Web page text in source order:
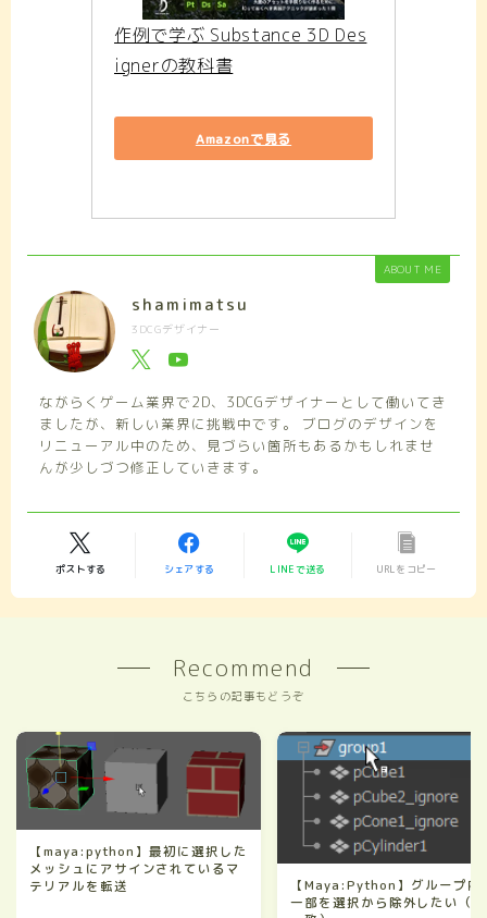
作例で学ぶ Substance 3D Des
ignerの教科書
Amazonで見る
ABOUT ME
shamimatsu
3DCGデザイナー
ながらくゲーム業界で2D、3DCGデザイナーとして働いてき
ましたが、新しい業界に挑戦中です。 ブログのデザインを
リニューアル中のため、見づらい箇所もあるかもしれませ
んが少しづつ修正していきます。
ポストする シェアする LINEで送る URLをコピー
Recommend
こちらの記事もどうぞ
【maya:python】最初に選択した
メッシュにアサインされているマ
テリアルを転送
【Maya:Python】グループ内
一部を選択から除外したい（